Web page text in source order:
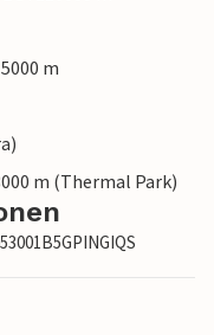
m
m (Thermal Park)